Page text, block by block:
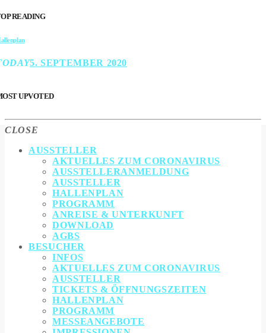
READING
5. SEPTEMBER 2020
UPVOTED
CLOSE
AUSSTELLER
AKTUELLES ZUM CORONAVIRUS
AUSSTELLERANMELDUNG
AUSSTELLER
HALLENPLAN
PROGRAMM
ANREISE & UNTERKUNFT
DOWNLOAD
AGBS
BESUCHER
INFOS
AKTUELLES ZUM CORONAVIRUS
AUSSTELLER
TICKETS & ÖFFNUNGSZEITEN
HALLENPLAN
PROGRAMM
MESSEANGEBOTE